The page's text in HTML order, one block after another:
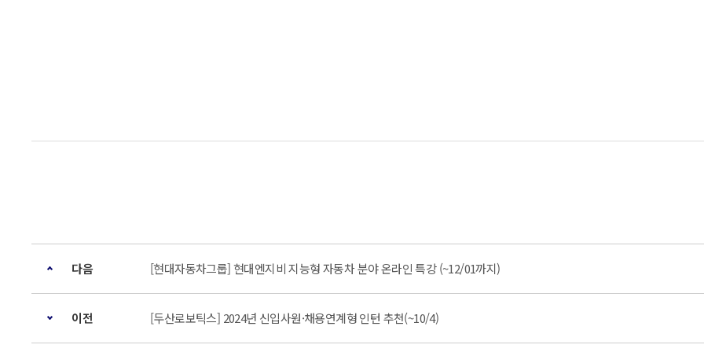
다음 [현대자동차그룹] 현대엔지비 지능형 자동차 분야 온라인 특강 (~12/01까지)
이전 [두산로보틱스] 2024년 신입사원·채용연계형 인턴 추천(~10/4)